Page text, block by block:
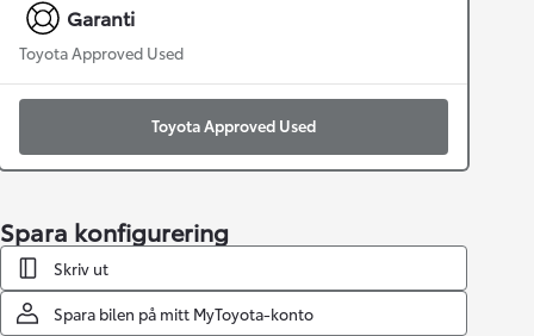
Garanti
Toyota Approved Used
Toyota Approved Used
Spara konfigurering
Skriv ut
Spara bilen på mitt MyToyota-konto